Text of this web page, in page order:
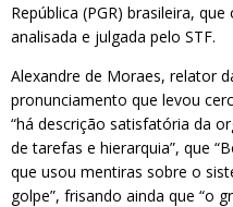
República (PGR) brasileira,
analisada e julgada pelo STF.
Alexandre de Moraes, relator
pronunciamento que levou
“há descrição satisfatória da
de tarefas e hierarquia”, que
que usou mentiras sobre o
golpe”, frisando ainda que “o